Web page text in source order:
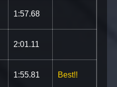
https://youtu.be/
1:57.68
https://youtu.be/
2:01.11
https://youtu.be/o5Qgd_-
1:55.81 Best!!